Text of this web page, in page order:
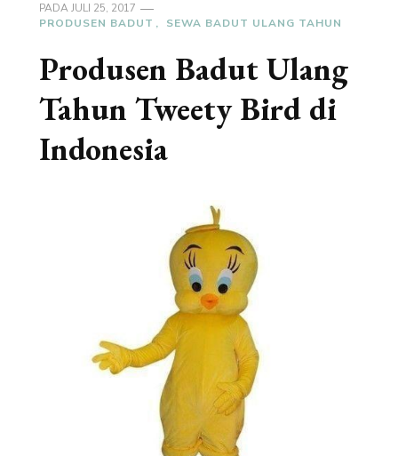
PADAJULI 25, 2017
PRODUSEN BADUT
SEWA BADUT ULANG TAHUN
Produsen Badut Ulang
Tahun Tweety Bird di
Indonesia